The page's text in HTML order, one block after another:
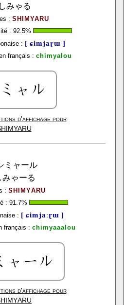
しみゃる
: SHIMYARU
: 92.5%
: [ ɕimjaɽɯ ]
français : chimyalou
d'affichage pour
ミャール
みゃーる
: SHIMYĀRU
: 91.7%
: [ ɕimjaːɽɯ ]
français : chimyaaalou
d'affichage pour